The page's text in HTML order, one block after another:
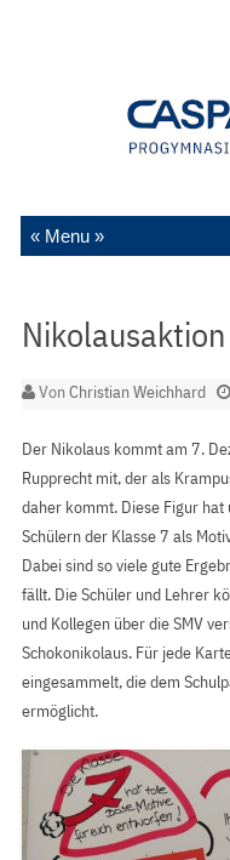
VonChristian Weichhard
Der Nikolaus kommt am 7.
Rupprecht mit, der als
daher kommt. Diese Figur
Schülern der Klasse 7 als
Dabei sind so viele gute
fällt. Die Schüler und Lehrer
und Kollegen über die SMV
Schokonikolaus. Für jede
eingesammelt, die dem
ermöglicht.